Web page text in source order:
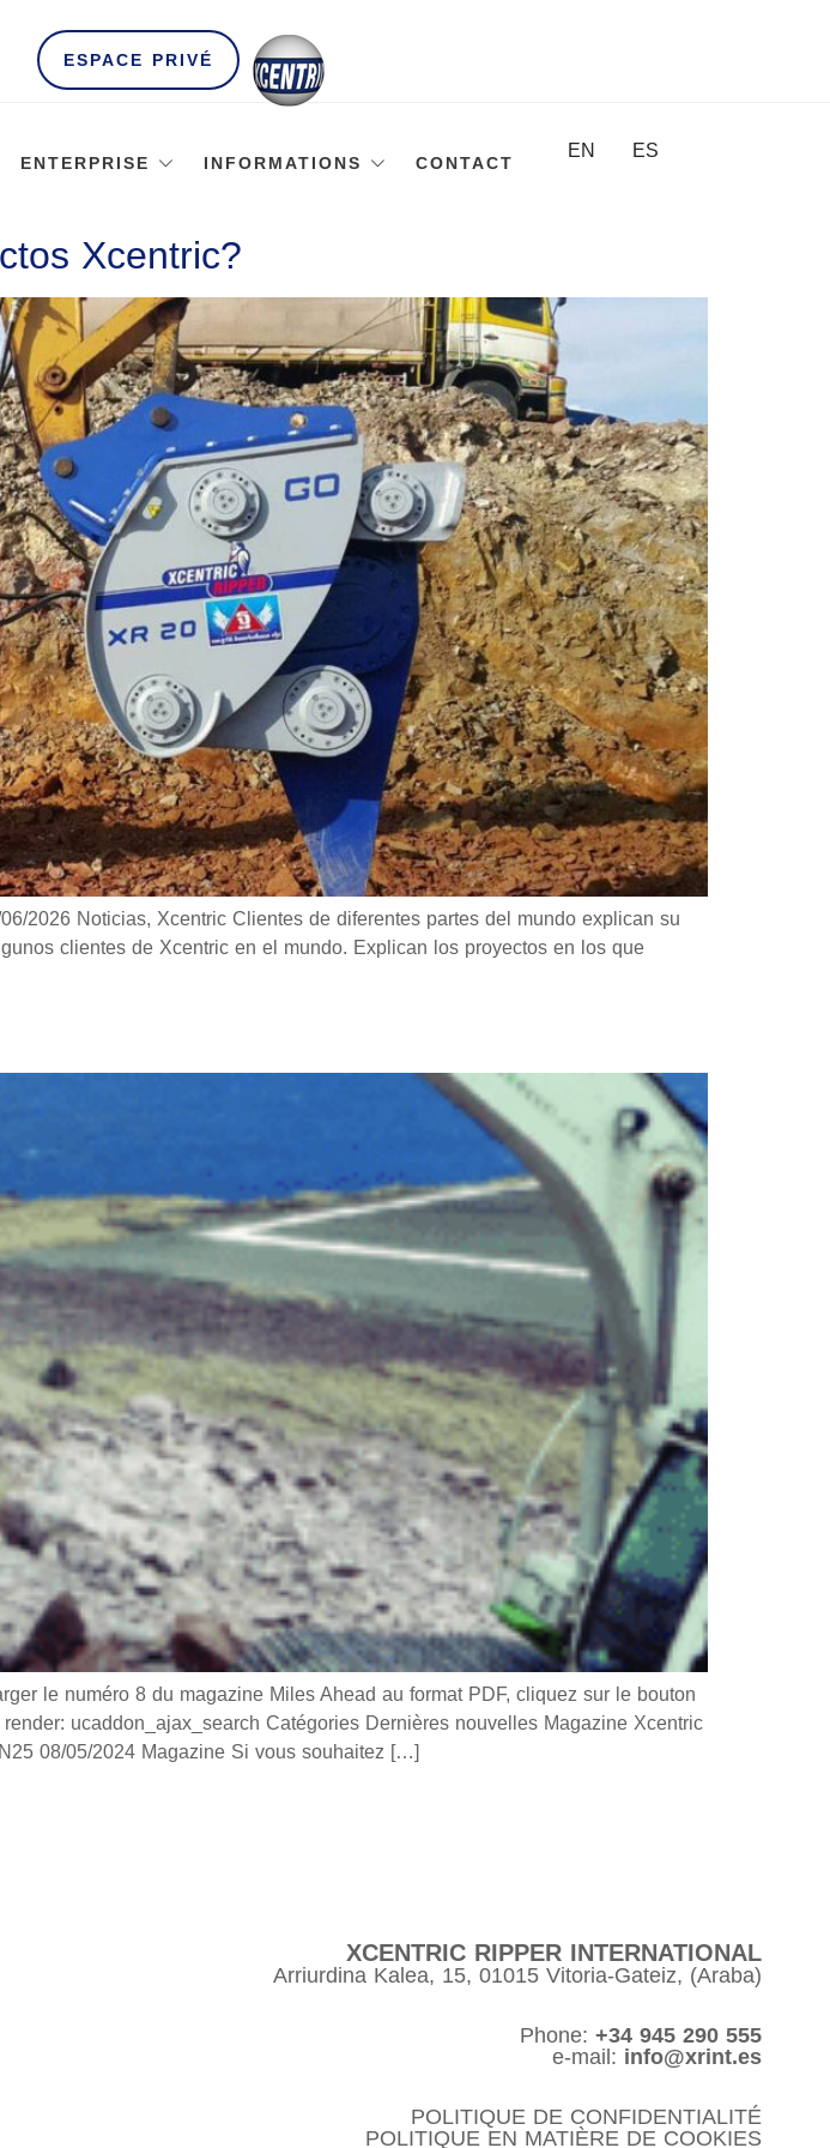
ESPACE PRIVÉ
ENTERPRISE INFORMATIONS CONTACT
EN ES
Xcentric?
2026 Noticias, Xcentric Clientes de diferentes partes del mundo explican su
clientes de Xcentric en el mundo. Explican los proyectos en los que
le numéro 8 du magazine Miles Ahead au format PDF, cliquez sur le bouton
ucaddon_ajax_search Catégories Dernières nouvelles Magazine Xcentric
08/05/2024 Magazine Si vous souhaitez […]
XCENTRIC RIPPER INTERNATIONAL
Arriurdina Kalea, 15, 01015 Vitoria-Gateiz, (Araba)
Phone: +34 945 290 555
e-mail: info@xrint.es
POLITIQUE DE CONFIDENTIALITÉ
POLITIQUE EN MATIÈRE DE COOKIES